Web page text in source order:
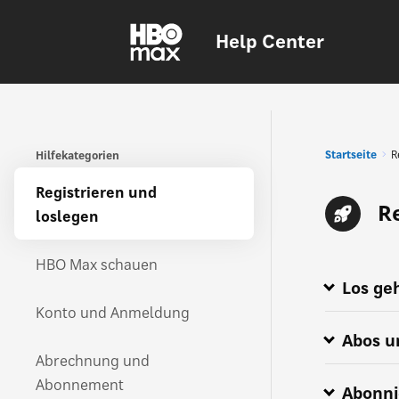
Help Center
Hilfekategorien
Registrieren und
loslegen
HBO Max schauen
Konto und Anmeldung
Abrechnung und
Abonnement
Startseite
Los
Wie
Navigieren
HBO Max-
Alles über
Wo ist
HBO Max
HBO Max is
Abos